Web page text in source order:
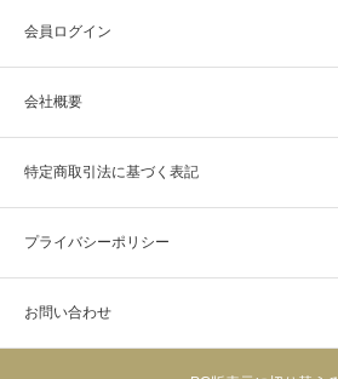
会員ログイン
会社概要
特定商取引法に基づく表記
プライバシーポリシー
お問い合わせ